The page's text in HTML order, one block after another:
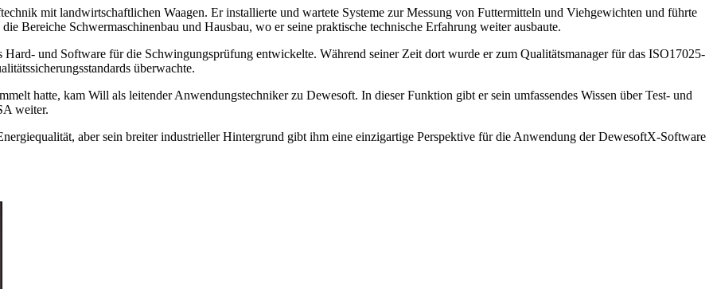
mit landwirtschaftlichen Waagen. Er installierte und wartete Systeme zur Messung von Futtermitteln und Viehgewichten und führte
Bereiche Schwermaschinenbau und Hausbau, wo er seine praktische technische Erfahrung weiter ausbaute.
und Software für die Schwingungsprüfung entwickelte. Während seiner Zeit dort wurde er zum Qualitätsmanager für das ISO17025-
überwachte.
hatte, kam Will als leitender Anwendungstechniker zu Dewesoft. In dieser Funktion gibt er sein umfassendes Wissen über Test- und
weiter.
aber sein breiter industrieller Hintergrund gibt ihm eine einzigartige Perspektive für die Anwendung der DewesoftX-Software